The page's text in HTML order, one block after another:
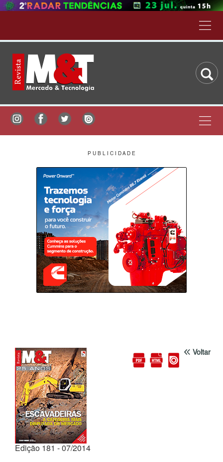
P U B L I C I D A D E
Voltar
Edição 181 - 07/2014